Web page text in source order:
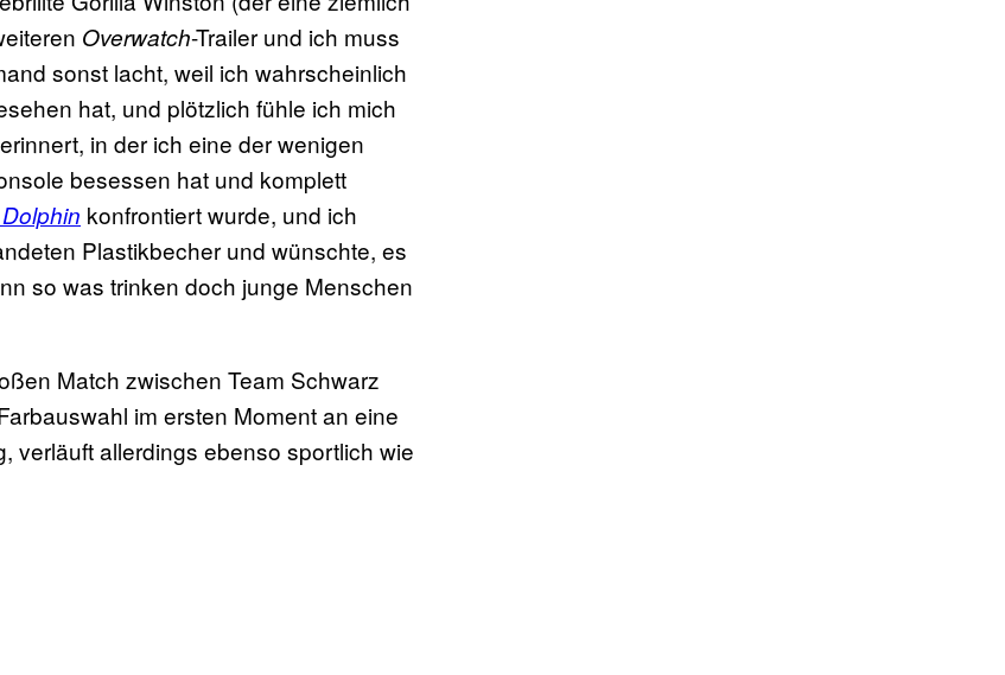
Overwatch-Trailer und ich muss
sonst lacht, weil ich wahrscheinlich
hat, und plötzlich fühle ich mich
in der ich eine der wenigen
besessen hat und komplett
konfrontiert wurde, und ich
Plastikbecher und wünschte, es
so was trinken doch junge Menschen
Match zwischen Team Schwarz
im ersten Moment an eine
verläuft allerdings ebenso sportlich wie